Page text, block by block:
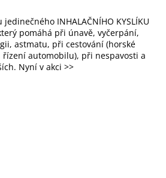
INHALAČNÍHO KYSLÍKU
pomáhá při únavě, vyčerpání,
astmatu, při cestování (horské
automobilu), při nespavosti a
Nyní v akci >>